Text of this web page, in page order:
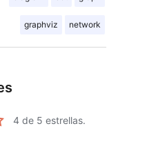
graphviz network
4 de 5 estrellas.